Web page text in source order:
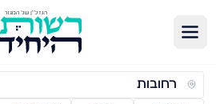
דירות למכירה ולהשכרה —